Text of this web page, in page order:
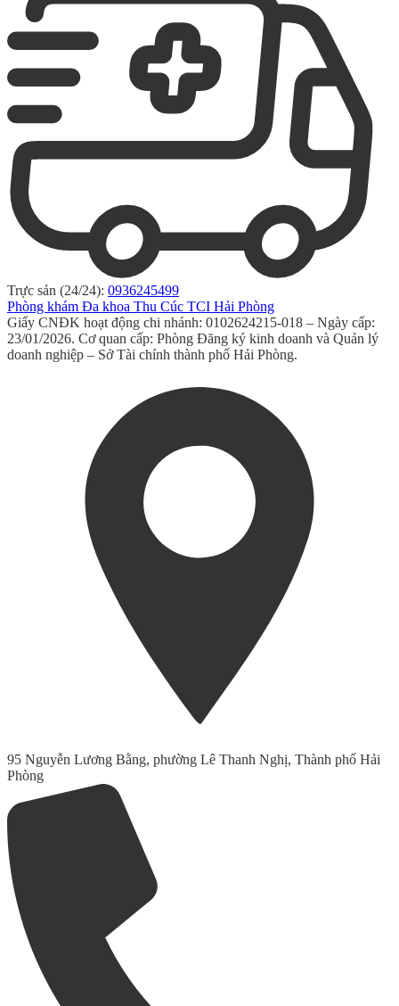
Trực sản (24/24): 0936245499
Phòng khám Đa khoa Thu Cúc TCI Hải Phòng
Giấy CNĐK hoạt động chi nhánh: 0102624215-018 – Ngày cấp:
23/01/2026. Cơ quan cấp: Phòng Đăng ký kinh doanh và Quản lý
doanh nghiệp – Sở Tài chính thành phố Hải Phòng.
95 Nguyễn Lương Bằng, phường Lê Thanh Nghị, Thành phố Hải
Phòng